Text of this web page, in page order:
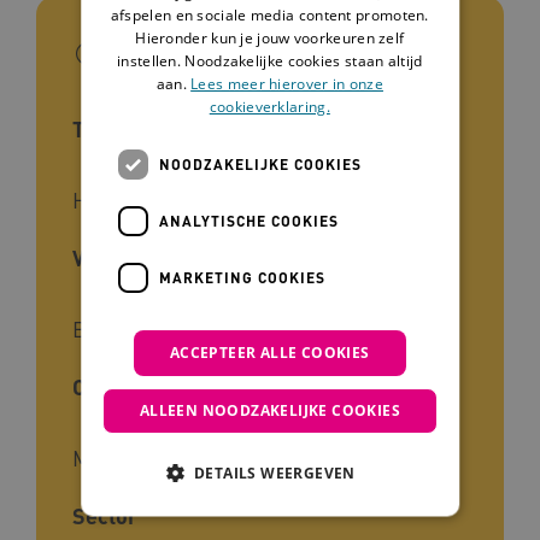
In het kort
Type interventie
Handreiking
Voor wie
Begeleiders, Zorgverleners, Naasten
Cliëntgroep
Mensen met een beperking
Sector
afspelen en sociale media content promoten.
Hieronder kun je jouw voorkeuren zelf
instellen. Noodzakelijke cookies staan altijd
aan. Lees meer hierover in onze
cookieverklaring.
NOODZAKELIJKE COOKIES
ANALYTISCHE COOKIES
MARKETING COOKIES
ACCEPTEER ALLE COOKIES
ALLEEN NOODZAKELIJKE COOKIES
DETAILS WEERGEVEN